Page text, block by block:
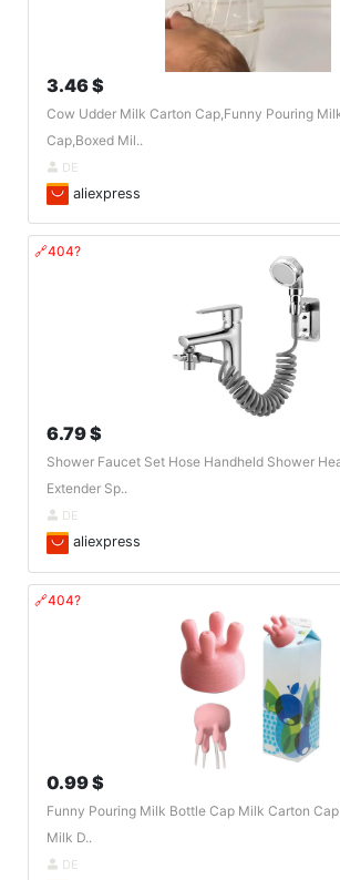
3.46 $
Cow Udder Milk Carton Cap,Funny Pouring
Cap,Boxed Mil..
DE
aliexpress
🔗404?
6.79 $
Shower Faucet Set Hose Handheld Shower
Extender Sp..
DE
aliexpress
🔗404?
0.99 $
Funny Pouring Milk Bottle Cap Milk Carton
Milk D..
DE